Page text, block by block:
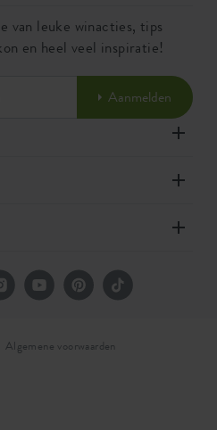
van leuke winacties, tips
en heel veel inspiratie!
Aanmelden
Algemene voorwaarden